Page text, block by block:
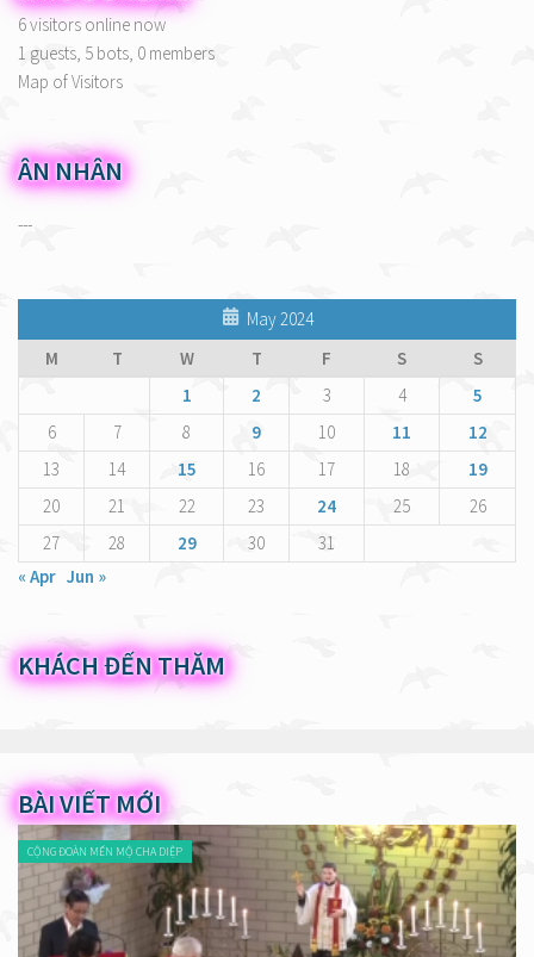
6 visitors online now
1 guests, 5 bots, 0 members
Map of Visitors
ÂN NHÂN
---
May 2024
M
T W T F S
S
1
2 3 4
5
6
7 8 9 10 11
12
13
14 15 16 17 18
19
20
21 22 23 24 25
26
27
28 29 30
31
« Apr Jun »
KHÁCH ĐẾN THĂM
BÀI VIẾT MỚI
CỘNG ĐOÀN MẾN MỘ CHA DIỆP